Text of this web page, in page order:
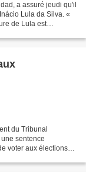
a assuré jeudi qu'il
Lula da Silva. «
de Lula est
du Tribunal
sentence
voter aux élections